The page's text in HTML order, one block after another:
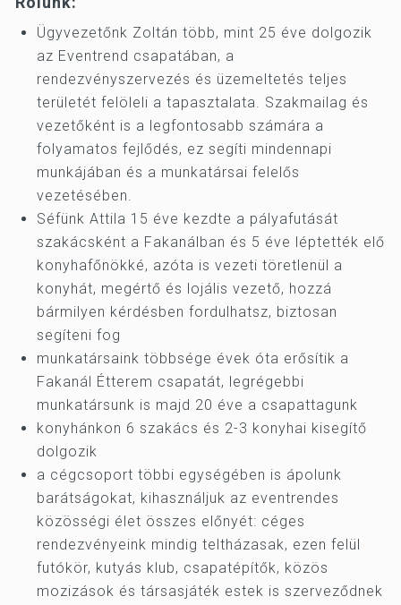
Ügyvezetőnk Zoltán több, mint 25 éve dolgozik
az Eventrend csapatában, a
rendezvényszervezés és üzemeltetés teljes
területét felöleli a tapasztalata. Szakmailag és
vezetőként is a legfontosabb számára a
folyamatos fejlődés, ez segíti mindennapi
munkájában és a munkatársai felelős
vezetésében.
Séfünk Attila 15 éve kezdte a pályafutását
szakácsként a Fakanálban és 5 éve léptették elő
konyhafőnökké, azóta is vezeti töretlenül a
konyhát, megértő és lojális vezető, hozzá
bármilyen kérdésben fordulhatsz, biztosan
segíteni fog
munkatársaink többsége évek óta erősítik a
Fakanál Étterem csapatát, legrégebbi
munkatársunk is majd 20 éve a csapattagunk
konyhánkon 6 szakács és 2-3 konyhai kisegítő
dolgozik
a cégcsoport többi egységében is ápolunk
barátságokat, kihasználjuk az eventrendes
közösségi élet összes előnyét: céges
rendezvényeink mindig teltházasak, ezen felül
futókör, kutyás klub, csapatépítők, közös
mozizások és társasjáték estek is szerveződnek